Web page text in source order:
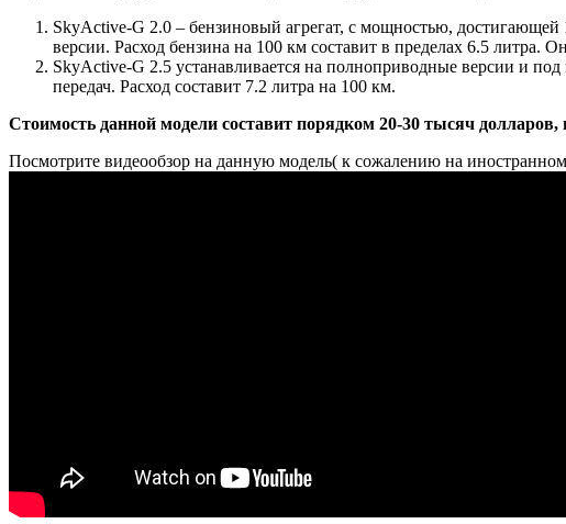
SkyActive-G 2.0 – бензиновый агрегат, с мощностью, достигающей
версии. Расход бензина на 100 км составит в пределах 6.5 литра.
SkyActive-G 2.5 устанавливается на полноприводные версии и
передач. Расход составит 7.2 литра на 100 км.
Стоимость данной модели составит порядком 20-30 тысяч
Посмотрите видеообзор на данную модель( к сожалению на